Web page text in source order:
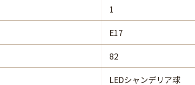
1
E17
82
LEDシャンデリア球